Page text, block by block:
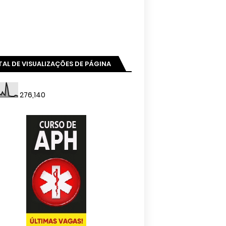
DE VISUALIZAÇÕES DE PÁGINA
276,140